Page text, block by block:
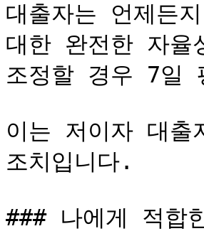
대출자는 언제든
대한 완전한 자
조정할 경우 7일
이는 저이자 대출
조치입니다.
### 나에게 적합